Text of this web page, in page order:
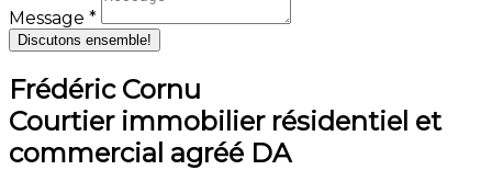
Message *
Discutons ensemble!
Frédéric Cornu
Courtier immobilier résidentiel et
commercial agréé DA